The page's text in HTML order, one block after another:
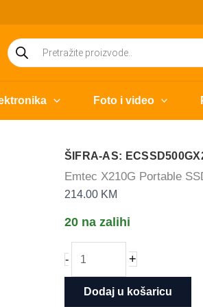
Products
search
Foto i video
ŠIFRA-AS:
Emtec X210G Portable
214.00 KM
20 na zalihi
-
X210G
+
Dodaj u košaricu